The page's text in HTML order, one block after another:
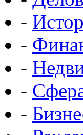
-
-
-
-
-